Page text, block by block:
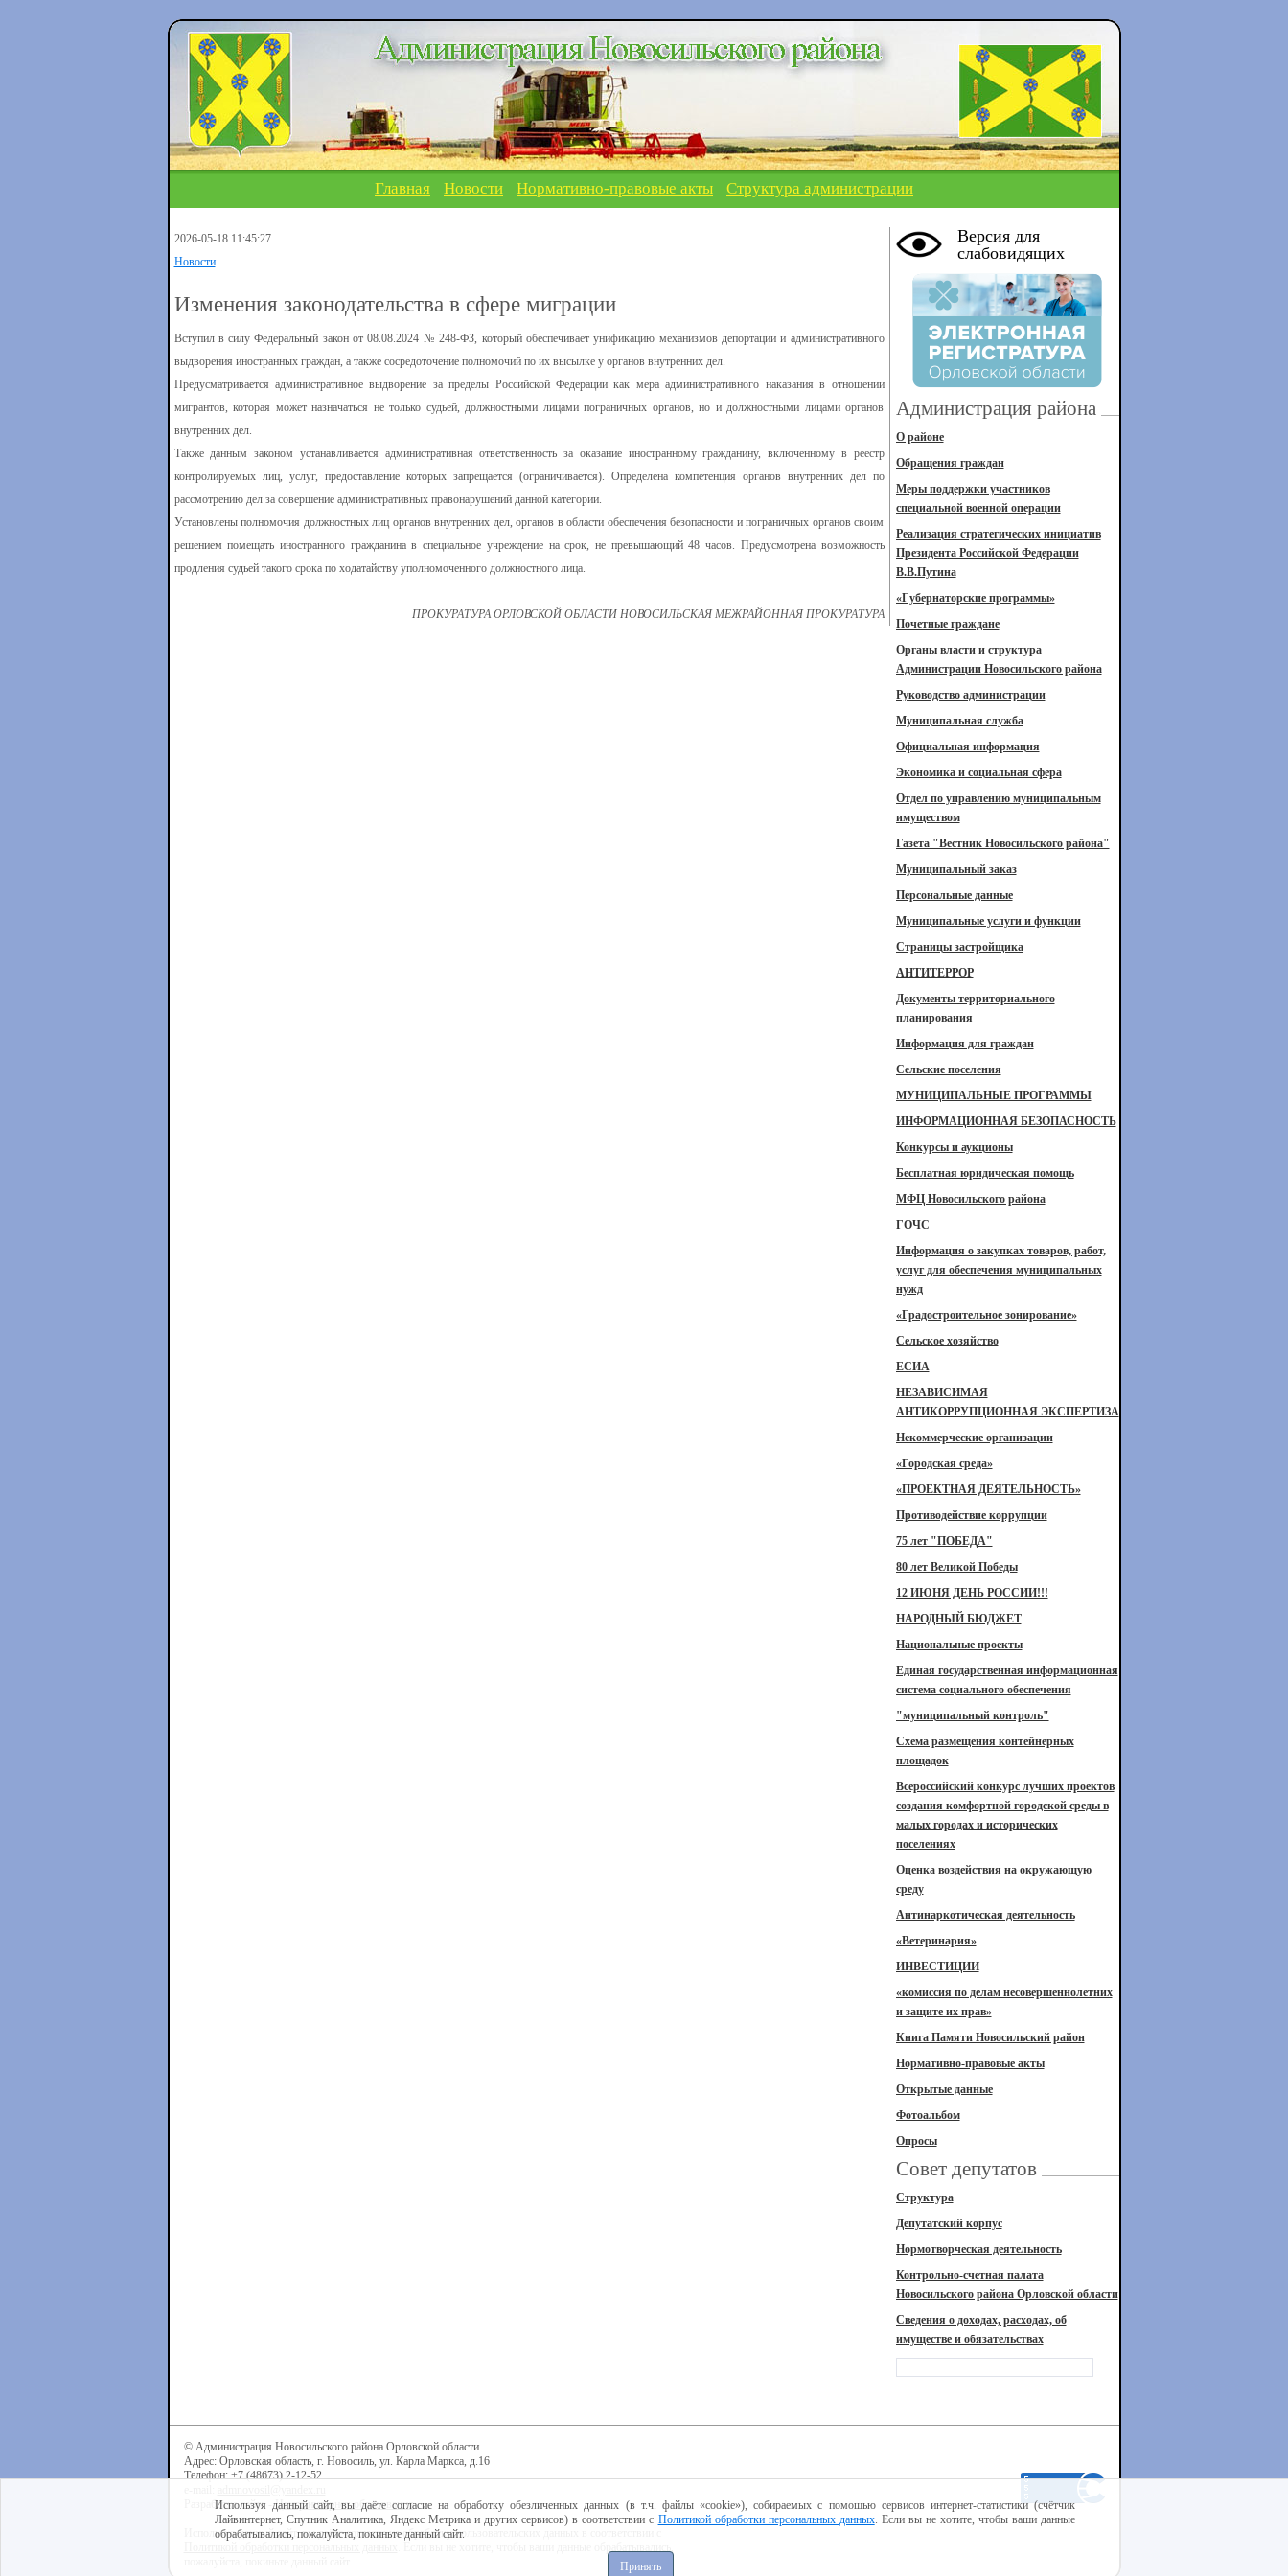
Главная Новости Нормативно-правовые акты Структура администрации
2026-05-18 11:45:27
Новости
Изменения законодательства в сфере миграции
Вступил в силу Федеральный закон от 08.08.2024 № 248-ФЗ, который обеспечивает унификацию механизмов депортации и административного
выдворения иностранных граждан, а также сосредоточение полномочий по их высылке у органов внутренних дел.
Предусматривается административное выдворение за пределы Российской Федерации как мера административного наказания в отношении
мигрантов, которая может назначаться не только судьей, должностными лицами пограничных органов, но и должностными лицами органов
внутренних дел.
Также данным законом устанавливается административная ответственность за оказание иностранному гражданину, включенному в реестр
контролируемых лиц, услуг, предоставление которых запрещается (ограничивается). Определена компетенция органов внутренних дел по
рассмотрению дел за совершение административных правонарушений данной категории.
Установлены полномочия должностных лиц органов внутренних дел, органов в области обеспечения безопасности и пограничных органов своим
решением помещать иностранного гражданина в специальное учреждение на срок, не превышающий 48 часов. Предусмотрена возможность
продления судьей такого срока по ходатайству уполномоченного должностного лица.
ПРОКУРАТУРА ОРЛОВСКОЙ ОБЛАСТИ НОВОСИЛЬСКАЯ МЕЖРАЙОННАЯ ПРОКУРАТУРА
Версия для
слабовидящих
Администрация района
О районе
Обращения граждан
Меры поддержки участников
специальной военной операции
Реализация стратегических инициатив
Президента Российской Федерации
В.В.Путина
«Губернаторские программы»
Почетные граждане
Органы власти и структура
Администрации Новосильского района
Руководство администрации
Муниципальная служба
Официальная информация
Экономика и социальная сфера
Отдел по управлению муниципальным
имуществом
Газета "Вестник Новосильского района"
Муниципальный заказ
Персональные данные
Муниципальные услуги и функции
Страницы застройщика
АНТИТЕРРОР
Документы территориального
планирования
Информация для граждан
Сельские поселения
МУНИЦИПАЛЬНЫЕ ПРОГРАММЫ
ИНФОРМАЦИОННАЯ БЕЗОПАСНОСТЬ
Конкурсы и аукционы
Бесплатная юридическая помощь
МФЦ Новосильского района
ГОЧС
Информация о закупках товаров, работ,
услуг для обеспечения муниципальных
нужд
«Градостроительное зонирование»
Сельское хозяйство
ЕСИА
НЕЗАВИСИМАЯ
АНТИКОРРУПЦИОННАЯ ЭКСПЕРТИЗА
Некоммерческие организации
«Городская среда»
«ПРОЕКТНАЯ ДЕЯТЕЛЬНОСТЬ»
Противодействие коррупции
75 лет "ПОБЕДА"
80 лет Великой Победы
12 ИЮНЯ ДЕНЬ РОССИИ!!!
НАРОДНЫЙ БЮДЖЕТ
Национальные проекты
Единая государственная информационная
система социального обеспечения
"муниципальный контроль"
Схема размещения контейнерных
площадок
Всероссийский конкурс лучших проектов
создания комфортной городской среды в
малых городах и исторических
поселениях
Оценка воздействия на окружающую
среду
Антинаркотическая деятельность
«Ветеринария»
ИНВЕСТИЦИИ
«комиссия по делам несовершеннолетних
и защите их прав»
Книга Памяти Новосильский район
Нормативно-правовые акты
Открытые данные
Фотоальбом
Опросы
Совет депутатов
Структура
Депутатский корпус
Нормотворческая деятельность
Контрольно-счетная палата
Новосильского района Орловской области
Сведения о доходах, расходах, об
имуществе и обязательствах
© Администрация Новосильского района Орловской области
Адрес: Орловская область, г. Новосиль, ул. Карла Маркса, д.16
Телефон: +7 (48673) 2-12-52
Разработка сайта -Центр интернет-образования
Используя данный сайт, вы даёте согласие на обработку пользовательских данных в соответствии с
Используя данный сайт, вы даёте согласие на обработку обезличенных данных (в т.ч. файлы «cookie»), собираемых с помощью сервисов интернет-статистики (счётчик
Лайвинтернет, Спутник Аналитика, Яндекс Метрика и других сервисов) в соответствии с Политикой обработки персональных данных. Если вы не хотите, чтобы ваши данные
обрабатывались, пожалуйста, покиньте данный сайт.
Принять